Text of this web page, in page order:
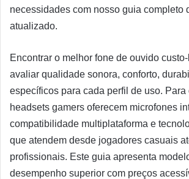
necessidades com nosso guia completo
atualizado.
Encontrar o melhor fone de ouvido
avaliar qualidade sonora, conforto,
específicos para cada perfil de uso. Para
headsets gamers oferecem microfones
compatibilidade multiplataforma e
que atendem desde jogadores casuais
profissionais. Este guia apresenta
desempenho superior com preços